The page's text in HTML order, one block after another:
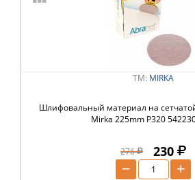
ТМ: MIRKA
Шлифовальный материал на
Mirka 225mm P320
276 230
+
−